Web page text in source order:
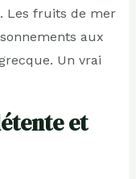
Les fruits de mer
aux
Un vrai
et